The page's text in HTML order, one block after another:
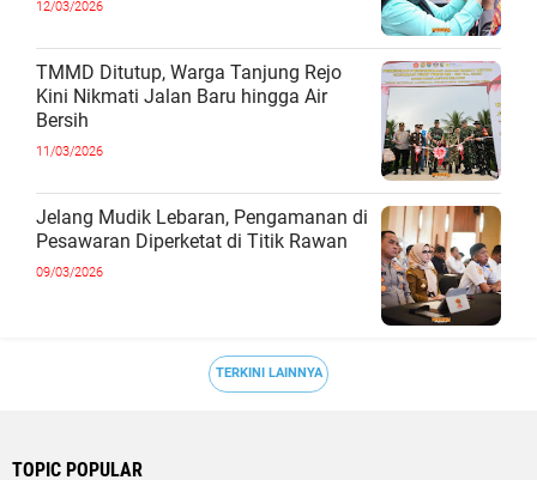
12/03/2026
TMMD Ditutup, Warga Tanjung Rejo
Kini Nikmati Jalan Baru hingga Air
Bersih
11/03/2026
Jelang Mudik Lebaran, Pengamanan di
Pesawaran Diperketat di Titik Rawan
09/03/2026
TERKINI LAINNYA
TOPIC POPULAR